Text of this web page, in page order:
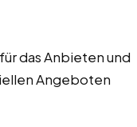
das Anbieten und
Angeboten